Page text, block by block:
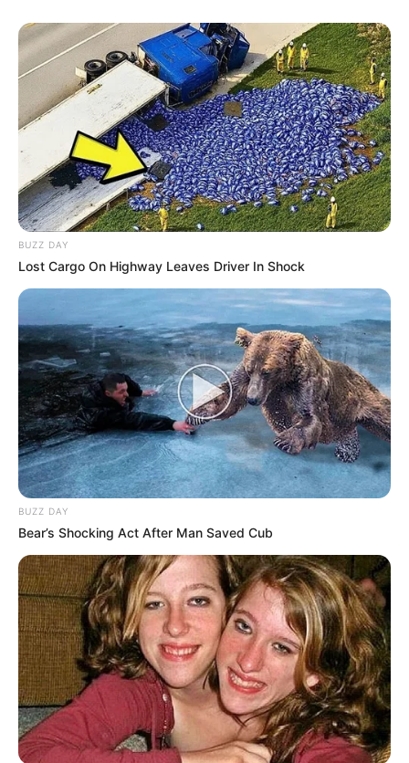
BUZZ DAY
Lost Cargo On Highway Leaves Driver In Shock
BUZZ DAY
Bear’s Shocking Act After Man Saved Cub